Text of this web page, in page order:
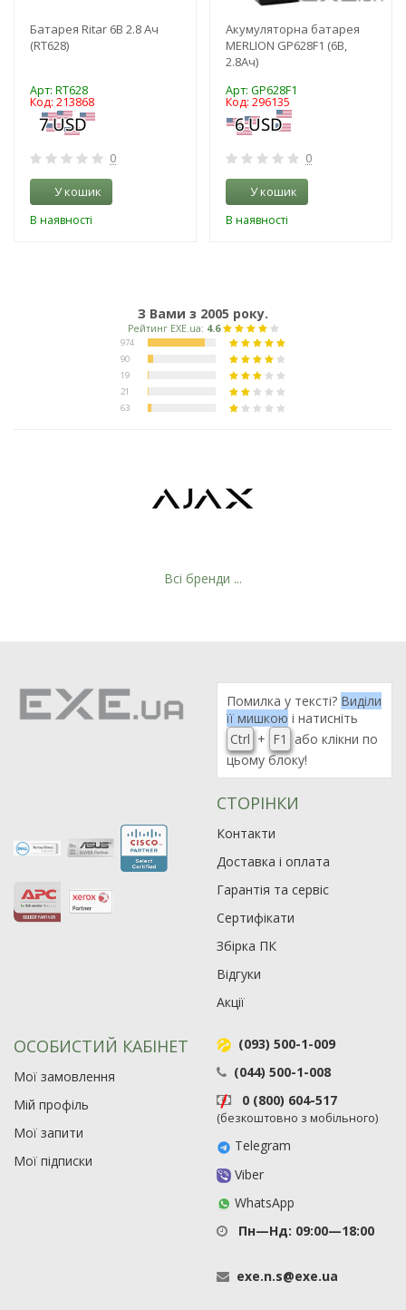
Батарея Ritar 6В 2.8 Ач
(RT628)
Арт: RT628
Код: 213868
0
У кошик
В наявності
Акумуляторна батарея
MERLION GP628F1 (6В,
2.8Ач)
Арт: GP628F1
Код: 296135
0
У кошик
В наявності
З Вами з 2005 року.
974
90
Всі бренди ...
Помилка у тексті? Виділи
її мишкою і натисніть
Ctrl + F1
або клікни по
цьому блоку!
СТОРІНКИ
Контакти
Доставка і оплата
Гарантія та сервіс
Сертифікати
Збірка ПК
Відгуки
Акції
ОСОБИСТИЙ КАБІНЕТ
Мої замовлення
Мій профіль
Мої запити
Мої підписки
(093) 500-1-009
(044) 500-1-008
0 (800) 604-517
(безкоштовно з мобільного)
Telegram
Viber
WhatsApp
Пн—Нд: 09:00—18:00
exe.n.s@exe.ua